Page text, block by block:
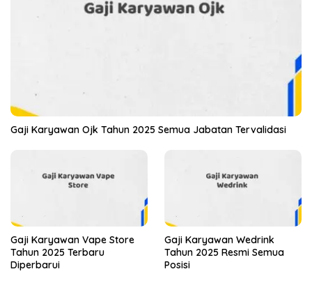
Gaji Karyawan Ojk Tahun 2025 Semua Jabatan Tervalidasi
Gaji Karyawan Vape Store
Tahun 2025 Terbaru
Diperbarui
Gaji Karyawan Wedrink
Tahun 2025 Resmi Semua
Posisi